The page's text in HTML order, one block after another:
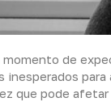
momento de
inesperados
que pode